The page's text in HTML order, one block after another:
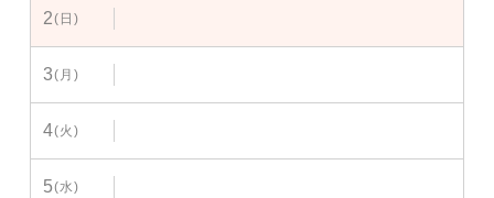
2(日)
3(月)
4(火)
5(水)